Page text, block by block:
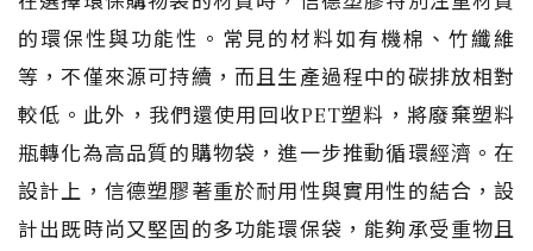
的環保性與功能性。常見的材料如有機棉、竹纖維
等，不僅來源可持續，而且生產過程中的碳排放相對
較低。此外，我們還使用回收PET塑料，將廢棄塑料
瓶轉化為高品質的購物袋，進一步推動循環經濟。在
設計上，信德塑膠著重於耐用性與實用性的結合，設
計出既時尚又堅固的多功能環保袋，能夠承受重物且